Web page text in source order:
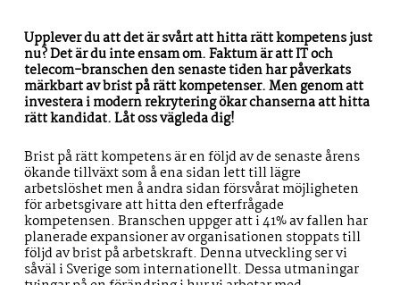
Upplever du att det är svårt att hitta rätt kompetens just
nu? Det är du inte ensam om. Faktum är att IT och
telecom-branschen den senaste tiden har påverkats
märkbart av brist på rätt kompetenser. Men genom att
investera i modern rekrytering ökar chanserna att hitta
rätt kandidat. Låt oss vägleda dig!
Brist på rätt kompetens är en följd av de senaste årens
ökande tillväxt som å ena sidan lett till lägre
arbetslöshet men å andra sidan försvårat möjligheten
för arbetsgivare att hitta den efterfrågade
kompetensen. Branschen uppger att i 41% av fallen har
planerade expansioner av organisationen stoppats till
följd av brist på arbetskraft. Denna utveckling ser vi
såväl i Sverige som internationellt. Dessa utmaningar